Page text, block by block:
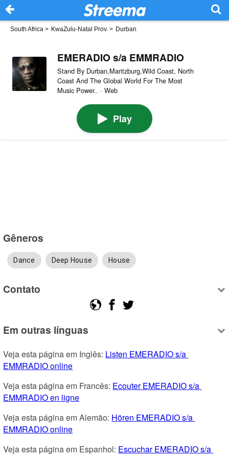
South Africa > KwaZulu-Natal Prov. > Durban
EMERADIO s/a EMMRADIO
Stand By Durban,Maritzburg,Wild Coast, North
Coast And The Global World For The Most
Music Power.. · Web
Play
Gêneros
Dance Deep House House
Contato
Em outras línguas
Veja esta página em Inglês: Listen EMERADIO s/a
EMMRADIO online
Veja esta página em Francês: Ecouter EMERADIO s/a
EMMRADIO en ligne
Veja esta página em Alemão: Hören EMERADIO s/a
EMMRADIO online
Veja esta página em Espanhol: Escuchar EMERADIO s/a